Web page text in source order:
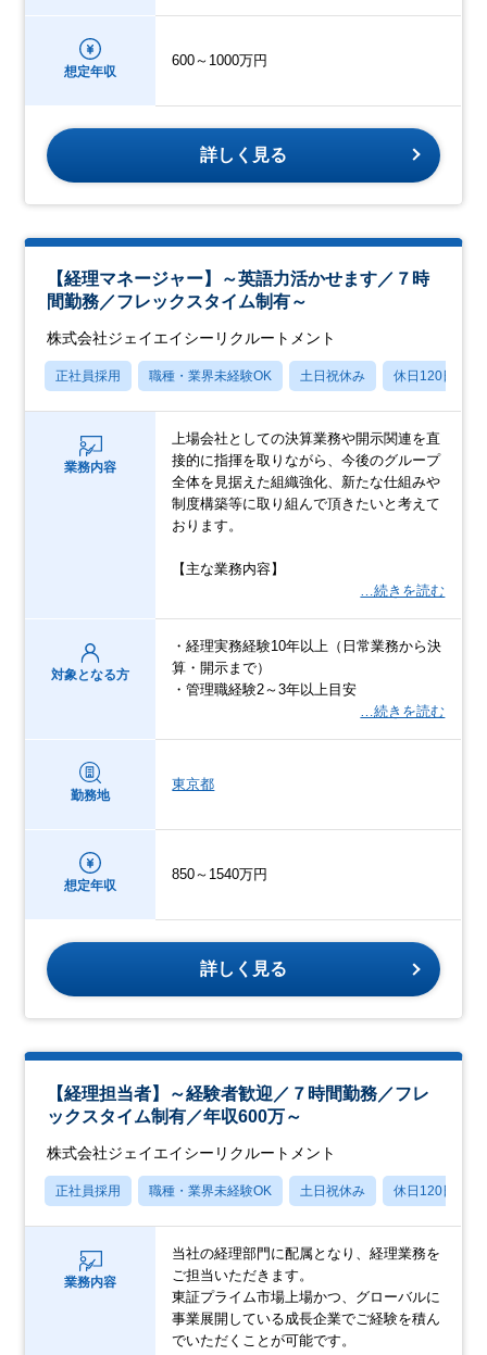
想定年収
600～1000万円
詳しく見る
【経理マネージャー】～英語力活かせます／７時
間勤務／フレックスタイム制有～
株式会社ジェイエイシーリクルートメント
正社員採用 職種・業界未経験OK 土日祝休み 休日120日以上
業務内容
上場会社としての決算業務や開示関連を直
接的に指揮を取りながら、今後のグループ
全体を見据えた組織強化、新たな仕組みや
制度構築等に取り組んで頂きたいと考えて
おります。
【主な業務内容】
…続きを読む
対象となる方
・経理実務経験10年以上（日常業務から決
算・開示まで）
・管理職経験2～3年以上目安
…続きを読む
勤務地
東京都
想定年収
850～1540万円
詳しく見る
【経理担当者】～経験者歓迎／７時間勤務／フレ
ックスタイム制有／年収600万～
株式会社ジェイエイシーリクルートメント
正社員採用 職種・業界未経験OK 土日祝休み 休日120日以上
業務内容
当社の経理部門に配属となり、経理業務を
ご担当いただきます。
東証プライム市場上場かつ、グローバルに
事業展開している成長企業でご経験を積ん
でいただくことが可能です。